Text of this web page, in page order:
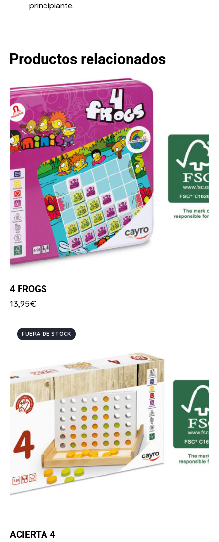
principiante.
Productos relacionados
4 FROGS
13,95€
FUERA DE STOCK
ACIERTA 4